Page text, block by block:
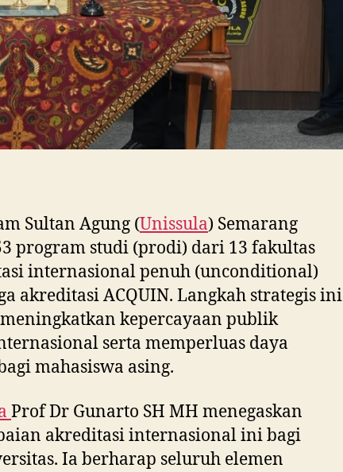
Sultan Agung (Unissula) Semarang
program studi (prodi) dari 13 fakultas
internasional penuh (unconditional)
akreditasi ACQUIN. Langkah strategis ini
kepercayaan publik
serta memperluas daya
mahasiswa asing.
Prof Dr Gunarto SH MH menegaskan
akreditasi internasional ini bagi
Ia berharap seluruh elemen